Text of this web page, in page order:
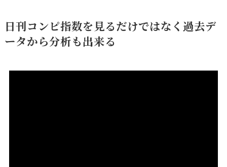
日刊コンピ指数を見るだけではなく過去デ
ータから分析も出来る